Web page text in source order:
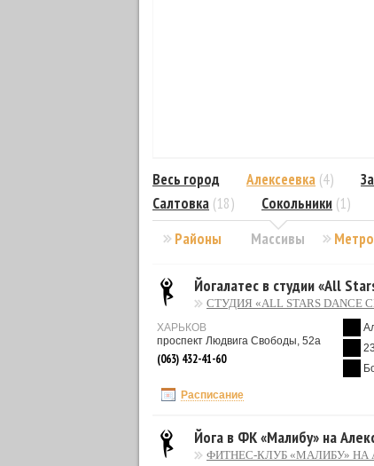
Районы Массивы
Весь город Алексеевка (4)
Салтовка (18) Сокольники (1)
Метро
Йогалатес в студии «All
CТУДИЯ «ALL STARS DANCE
ХАРЬКОВ
проспект Людвига Свободы, 52а
(063) 432-41-60
Расписание
Йога в ФК «Малибу» на
ФИТНЕС-КЛУБ «МАЛИБУ» НА